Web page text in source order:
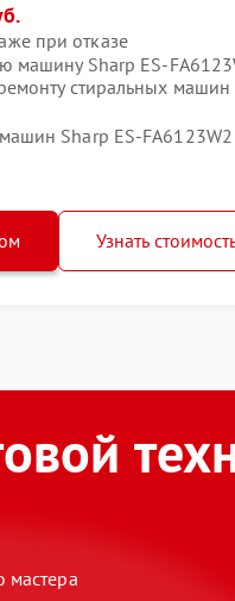
при отказе
машину Sharp ES-
стиральных машин
Sharp ES-FA6123W2
Узнать
мастера